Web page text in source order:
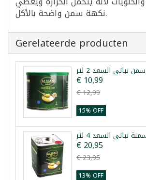
نكهة سمن واضحة بالأكل.
Gerelateerde producten
سمن نباتي السعد 2 لتر
€ 10,99
€ 12,99
15% OFF
نباتي السعد 4 لتر
€ 20,95
€ 23,95
13% OFF